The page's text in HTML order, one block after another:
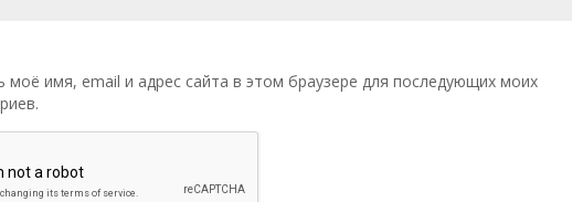
моё имя, email и адрес сайта в этом браузере для последующих моих